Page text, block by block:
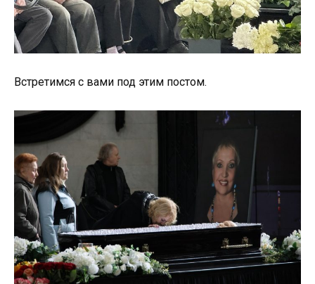
Встретимся с вами под этим постом.